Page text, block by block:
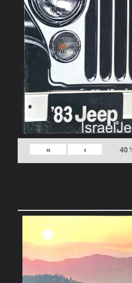
40
›
»